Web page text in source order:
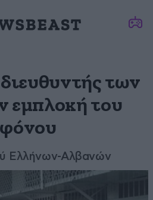
των
εμπλοκή του
Ελλήνων-Αλβανών